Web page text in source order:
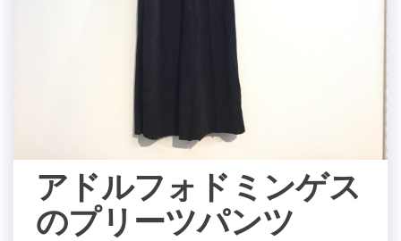
アドルフォドミンゲス
のプリーツパンツ